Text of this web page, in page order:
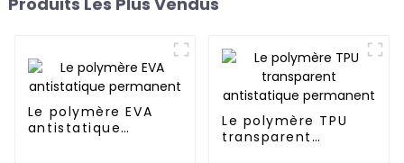
Le polymère EVA
antistatique
Le polymère TPU
transparent